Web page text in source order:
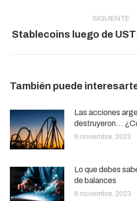
SIGUIENTE
Stablecoins luego de
También puede
Las acciones
destruyeron…
6 noviembre, 2023
Lo que debes
de balances
6 noviembre, 2023